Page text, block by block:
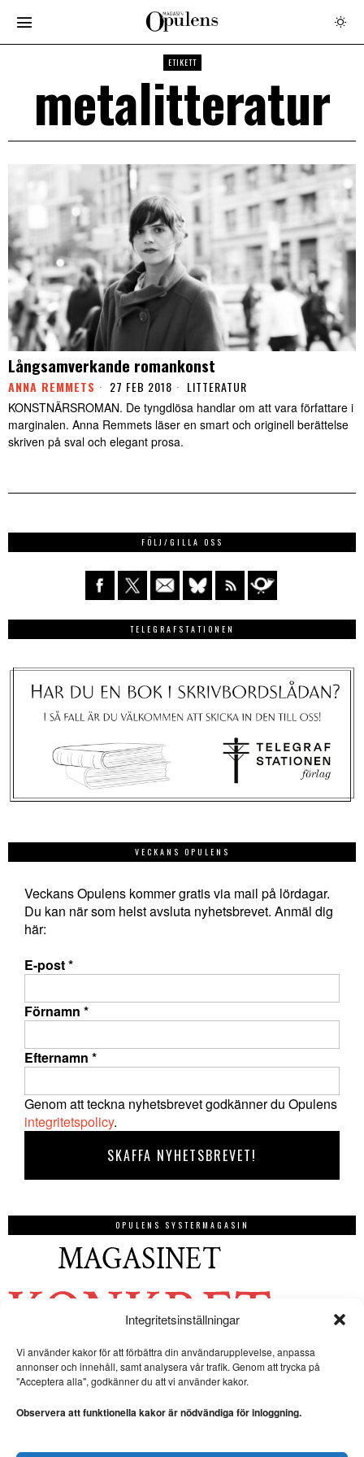
Integritetsinställningar
Vi använder kakor för att förbättra din användarupplevelse, anpassa
annonser och innehåll, samt analysera vår trafik. Genom att trycka på
"Acceptera alla", godkänner du att vi använder kakor.
Observera att funktionella kakor är nödvändiga för inloggning.
ETIKETT
metalitteratur
Långsamverkande romankonst
ANNA REMMETS 27 FEB 2018 LITTERATUR
KONSTNÄRSROMAN. De tyngdlösa handlar om att vara författare i
marginalen. Anna Remmets läser en smart och originell berättelse
skriven på sval och elegant prosa.
FÖLJ/GILLA OSS
TELEGRAFSTATIONEN
VECKANS OPULENS
Veckans Opulens kommer gratis via mail på lördagar.
Du kan när som helst avsluta nyhetsbrevet. Anmäl dig
här:
E-post*
Förnamn *
Efternamn *
Genom att teckna nyhetsbrevet godkänner du Opulens
integritetspolicy.
OPULENS SYSTERMAGASIN